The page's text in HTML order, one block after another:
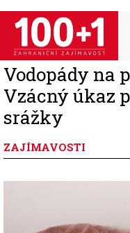
Přejít
hlavnímu
obsahu
Vodopády na
Vzácný úkaz
srážky
ZAJÍMAVOSTI